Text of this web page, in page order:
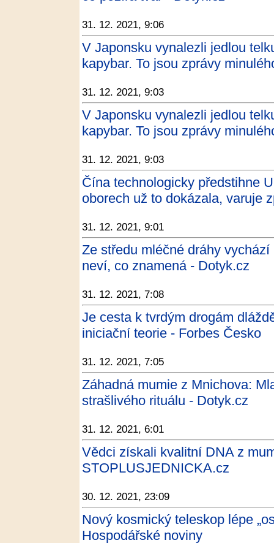
31. 12. 2021, 9:06
V Japonsku vynalezli jedlou
kapybar. To jsou zprávy
31. 12. 2021, 9:03
V Japonsku vynalezli jedlou
kapybar. To jsou zprávy
31. 12. 2021, 9:03
Čína technologicky předstihne
oborech už to dokázala, varuje
31. 12. 2021, 9:01
Ze středu mléčné dráhy
neví, co znamená - Dotyk.cz
31. 12. 2021, 7:08
Je cesta k tvrdým drogám
iniciační teorie - Forbes Česko
31. 12. 2021, 7:05
Záhadná mumie z Mnichova:
strašlivého rituálu - Dotyk.cz
31. 12. 2021, 6:01
Vědci získali kvalitní DNA z
STOPLUSJEDNICKA.cz
30. 12. 2021, 23:09
Nový kosmický teleskop lépe
Hospodářské noviny